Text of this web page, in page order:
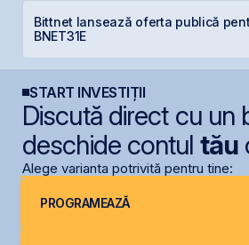
Bittnet lansează oferta publică
BNET31E
START INVESTIȚII
Discută direct cu un
deschide contul tău
Alege varianta potrivită pentru tine:
PROGRAMEAZĂ